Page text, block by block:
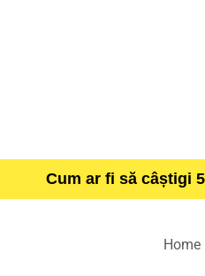
Cum ar fi să câștigi
Home